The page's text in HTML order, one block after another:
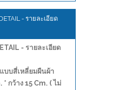
- รายละเอียด
- รายละเอียด
บบสี่เหลี่ยมผืนผ้า
กว้าง 15 Cm. ( ไม่